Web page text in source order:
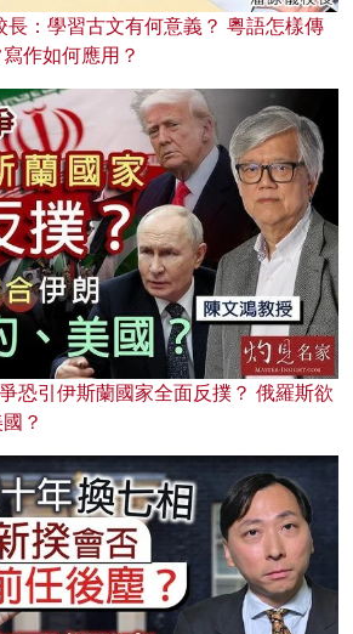
長：學習古文有何意義？ 粵語怎樣傳
作如何應用？
恐引伊斯蘭國家全面反撲？ 俄羅斯欲
？